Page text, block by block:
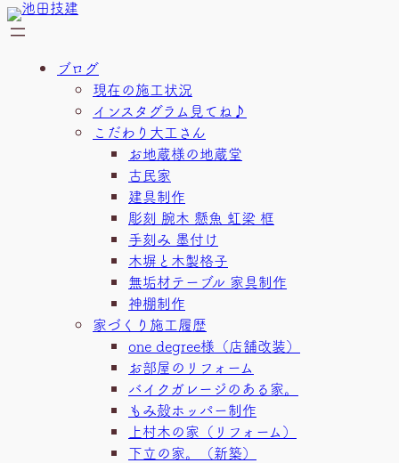
内
容
ブログ
現在の施工状況
インスタグラム見てね♪
こだわり大工さん
お地蔵様の地蔵堂
古民家
建具制作
彫刻 腕木 懸魚 虹梁 框
手刻み 墨付け
木塀と木製格子
無垢材テーブル 家具制作
神棚制作
家づくり施工履歴
one degree様（店舗改装）
お部屋のリフォーム
バイクガレージのある家。
もみ殻ホッパー制作
上村木の家（リフォーム）
下立の家。（新築）